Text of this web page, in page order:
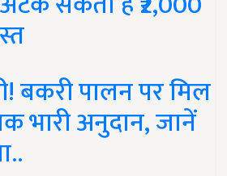
बकरी पालन पर मिल
भारी अनुदान, जानें